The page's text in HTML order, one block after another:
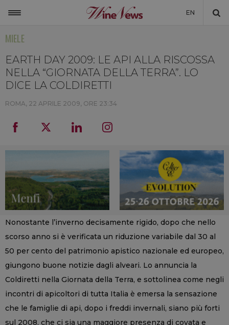
EN
MONDO
NON SOLO VINO
WINENEWS TV
MIELE
EARTH DAY 2009: LE API ALLA RISCOSSA
NELLA “GIORNATA DELLA TERRA”. LO
DICE LA COLDIRETTI
ROMA, 22 APRILE 2009, ORE 23:34
Nonostante l’inverno decisamente rigido, dopo che nello
scorso anno si è verificata un riduzione variabile dal 30 al
50 per cento del patrimonio apistico nazionale ed europeo,
giungono buone notizie dagli alveari. Lo annuncia la
Coldiretti nella Giornata della Terra, e sottolinea come negli
incontri di apicoltori di tutta Italia è emersa la sensazione
che le famiglie di api, dopo i freddi invernali, siano più forti
sul 2008, che ci sia una maggiore presenza di covata e